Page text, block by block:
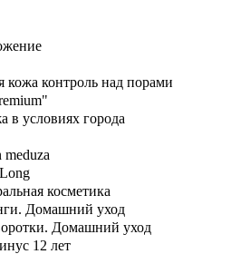
кожа контроль над порами
в условиях города
косметика
Домашний уход
Домашний уход
12 лет